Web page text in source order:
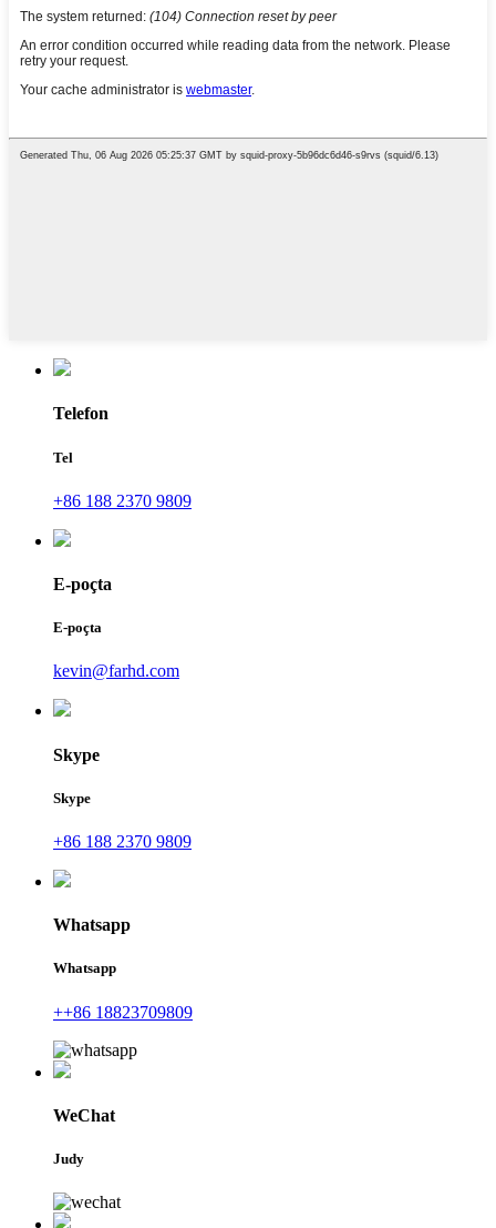
Telefon
Tel
+86 188 2370 9809
E-poçta
E-poçta
kevin@farhd.com
Skype
Skype
+86 188 2370 9809
Whatsapp
Whatsapp
++86 18823709809
WeChat
Judy